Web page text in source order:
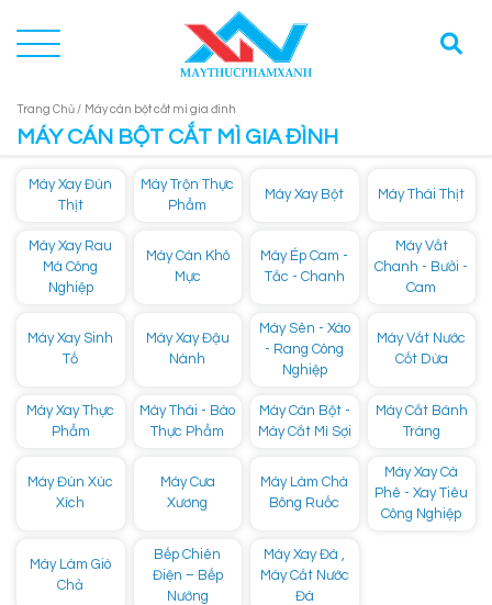
Trang Chủ / Máy cán bột cắt mì gia đình
MÁY CÁN BỘT CẮT MÌ GIA ĐÌNH
Máy Xay Đùn
Thịt
Máy Trộn Thực
Phẩm
Máy Xay Bột Máy Thái Thịt
Máy Xay Rau
Má Công
Nghiệp
Máy Cán Khô
Mực
Máy Ép Cam -
Tắc - Chanh
Máy Vắt
Chanh - Bưởi -
Cam
Máy Xay Sinh
Tố
Máy Xay Đậu
Nành
Máy Sên - Xào
- Rang Công
Nghiệp
Máy Vắt Nước
Cốt Dừa
Máy Xay Thực
Phẩm
Máy Thái - Bào
Thực Phẩm
Máy Cán Bột -
Máy Cắt Mì Sợi
Máy Cắt Bánh
Tráng
Máy Đùn Xúc
Xích
Máy Cưa
Xương
Máy Làm Chà
Bông Ruốc
Máy Xay Cà
Phê - Xay Tiêu
Công Nghiệp
Máy Làm Giò
Chả
Bếp Chiên
Điện – Bếp
Nướng
Máy Xay Đá ,
Máy Cắt Nước
Đá